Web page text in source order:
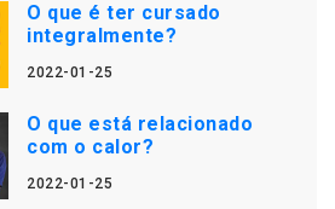
O que é ter cursado
integralmente?
2022-01-25
O que está relacionado
com o calor?
2022-01-25